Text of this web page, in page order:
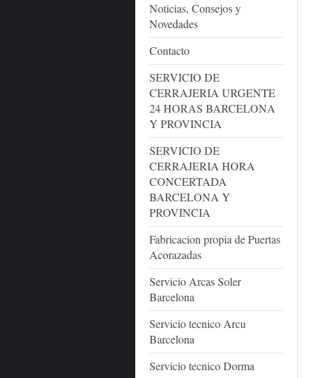
Noticias, Consejos y
Novedades
Contacto
SERVICIO DE
CERRAJERIA URGENTE
24 HORAS BARCELONA
Y PROVINCIA
SERVICIO DE
CERRAJERIA HORA
CONCERTADA
BARCELONA Y
PROVINCIA
Fabricacion propia de Puertas
Acorazadas
Servicio Arcas Soler
Barcelona
Servicio tecnico Arcu
Barcelona
Servicio tecnico Dorma